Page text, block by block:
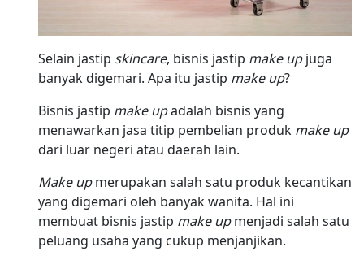
Selain jastip skincare, bisnis jastip make upjuga
banyak digemari. Apa itu jastip make up?
Bisnis jastip make upadalah bisnis yang
menawarkan jasa titip pembelian produk make up
dari luar negeri atau daerah lain.
Make upmerupakan salah satu produk kecantikan
yang digemari oleh banyak wanita. Hal ini
membuat bisnis jastip make upmenjadi salah satu
peluang usaha yang cukup menjanjikan.